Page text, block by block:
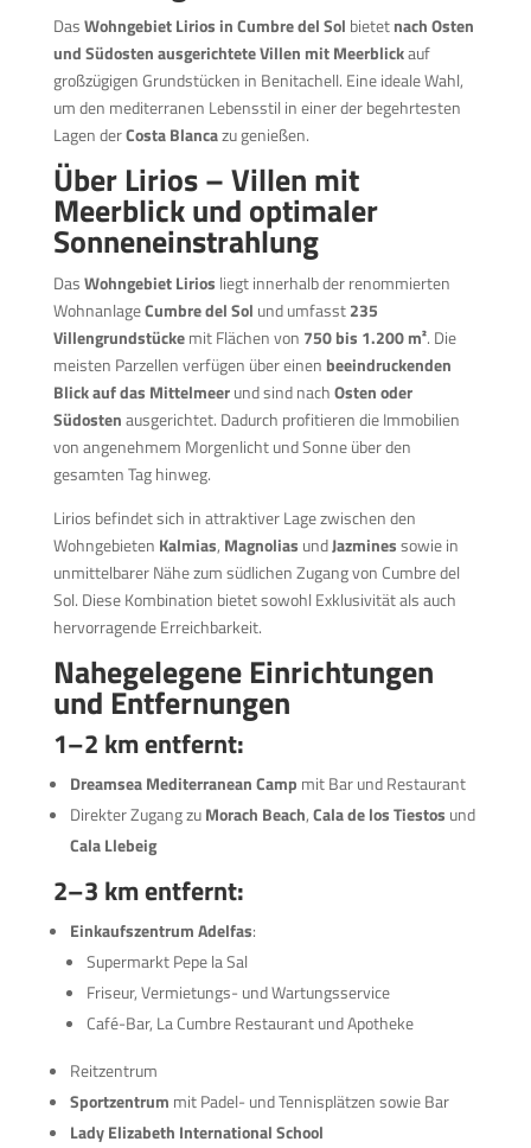
DasWohngebiet Lirios in Cumbre del Sol bietetnach Osten
und Südosten ausgerichtete Villen mit Meerblickauf
großzügigen Grundstücken in Benitachell. Eine ideale Wahl,
um den mediterranen Lebensstil in einer der begehrtesten
Lagen derCosta Blancazu genießen.
Über Lirios – Villen mit
Meerblick und optimaler
Sonneneinstrahlung
DasWohngebiet Lirios liegt innerhalb der renommierten
WohnanlageCumbre del Sol und umfasst235
Villengrundstückemit Flächen von 750 bis 1.200 m². Die
meisten Parzellen verfügen über einen beeindruckenden
Blick auf das Mittelmeerund sind nachOsten oder
Südostenausgerichtet. Dadurch profitieren die Immobilien
von angenehmem Morgenlicht und Sonne über den
gesamten Tag hinweg.
Lirios befindet sich in attraktiver Lage zwischen den
Wohngebieten Kalmias, Magnolias undJazminessowie in
unmittelbarer Nähe zum südlichen Zugang von Cumbre del
Sol. Diese Kombination bietet sowohl Exklusivität als auch
hervorragende Erreichbarkeit.
Nahegelegene Einrichtungen
und Entfernungen
1–2 km entfernt:
Dreamsea Mediterranean Camp mit Bar und Restaurant
Direkter Zugang zuMorach Beach,Cala de los Tiestos und
Cala Llebeig
2–3 km entfernt:
Einkaufszentrum Adelfas:
Supermarkt Pepe la Sal
Friseur, Vermietungs- und Wartungsservice
Café-Bar, La Cumbre Restaurant und Apotheke
Reitzentrum
Sportzentrum mit Padel- und Tennisplätzen sowie Bar
Lady Elizabeth International School